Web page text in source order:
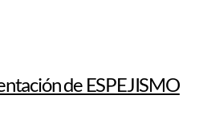
de ESPEJISMO